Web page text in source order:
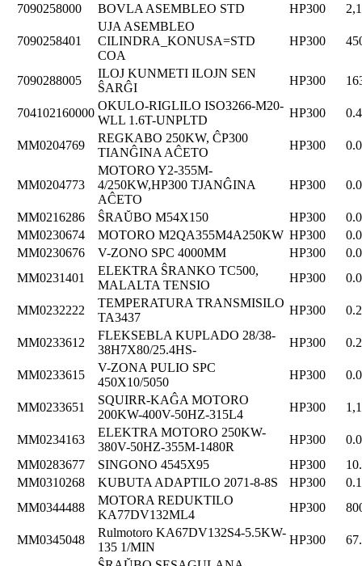
7090258000
BOVLA ASEMBLEO STD HP300
7090258401
UJA ASEMBLEO
CILINDRA_KONUSA=STD
COA
HP300
7090288005
ILOJ KUNMETI ILOJN SEN
ŜARĜI
HP300
704102160000
OKULO-RIGLILO ISO3266-M20-
WLL 1.6T-UNPLTD
HP300
MM0204769
REGKABO 250KW, ĈP300
TIANĜINA AĈETO
HP300
MM0204773
MOTORO Y2-355M-
4/250KW,HP300 TJANĜINA
AĈETO
HP300
MM0216286 ŜRAŬBO M54X150 HP300
MM0230674
MOTORO M2QA355M4A250KW HP300
MM0230676
V-ZONO SPC 4000MM HP300
MM0231401
ELEKTRA ŜRANKO TC500,
MALALTA TENSIO
HP300
MM0232222
TEMPERATURA TRANSMISILO
TA3437
HP300
MM0233612
FLEKSEBLA KUPLADO 28/38-
38H7X80/25.4HS-
HP300
MM0233615
V-ZONA PULIO SPC
450X10/5050
HP300
MM0233651
SQUIRR-KAĜA MOTORO
200KW-400V-50HZ-315L4
HP300
MM0234163
ELEKTRA MOTORO 250KW-
380V-50HZ-355M-1480R
HP300
MM0283677
SINGONO 4545X95 HP300
MM0310268
KUBUTA ADAPTILO 2071-8-8S HP300
MM0344488
MOTORA REDUKTILO
KA77DV132ML4
HP300
MM0345048
Rulmotoro KA67DV132S4-5.5KW-
135 1/MIN
HP300